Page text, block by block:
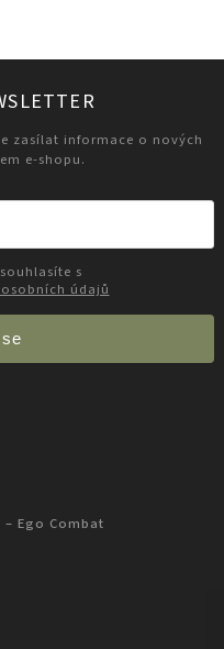
zasílat informace o nových
e-shopu.
údajů
Ego Combat